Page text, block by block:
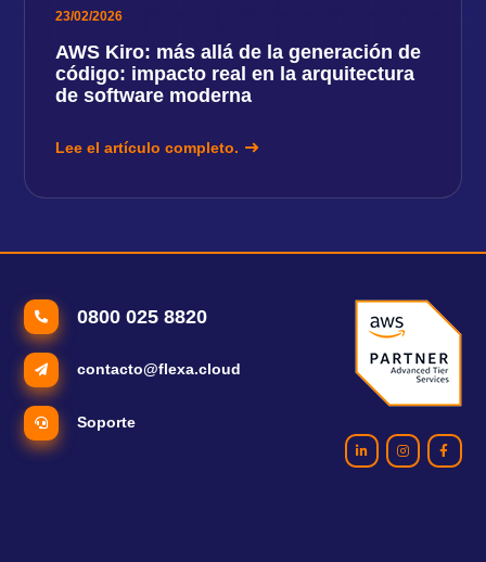
23/02/2026
AWS Kiro: más allá de la generación de
código: impacto real en la arquitectura
de software moderna
Lee el artículo completo.
0800 025 8820
contacto@flexa.cloud
Soporte